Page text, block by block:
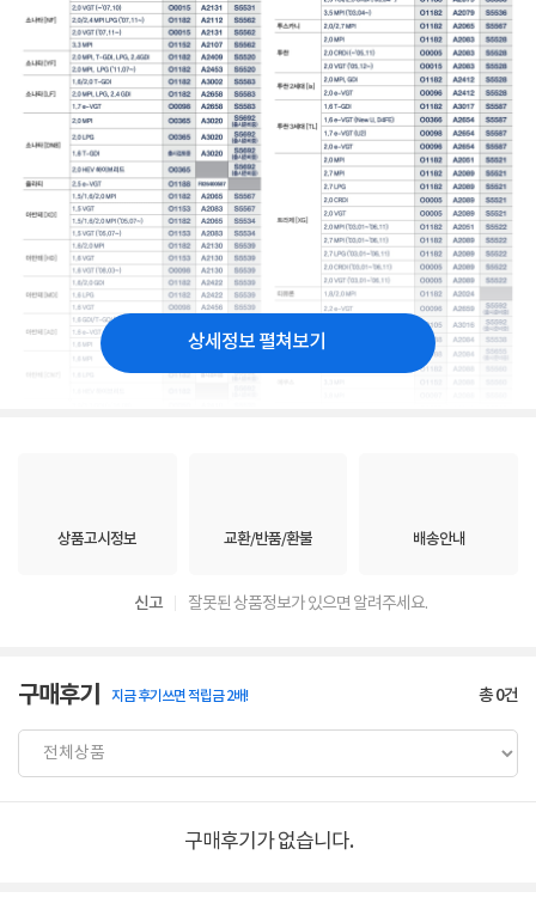
상세정보 펼쳐보기
상품고시정보 교환/반품/환불 배송안내
신고 잘못된 상품정보가 있으면 알려주세요.
구매후기 지금 후기쓰면 적립금 2배! 총0건
구매후기가 없습니다.